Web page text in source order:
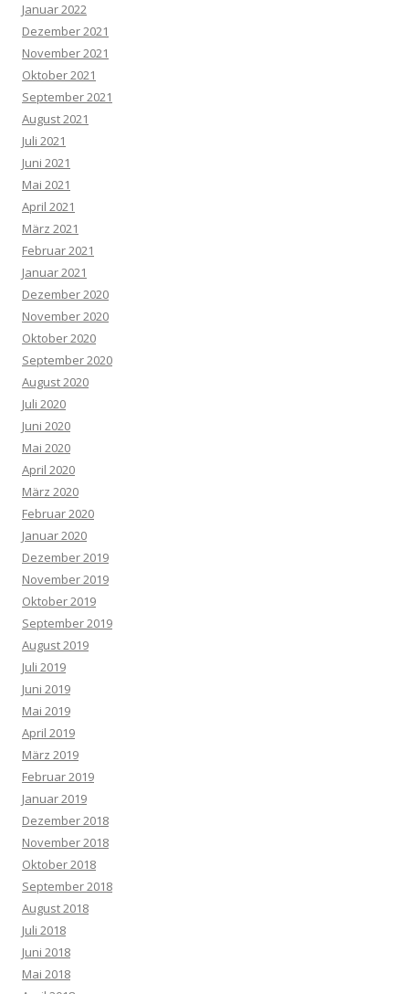
Januar 2022
Dezember 2021
November 2021
Oktober 2021
September 2021
August 2021
Juli 2021
Juni 2021
Mai 2021
April 2021
März 2021
Februar 2021
Januar 2021
Dezember 2020
November 2020
Oktober 2020
September 2020
August 2020
Juli 2020
Juni 2020
Mai 2020
April 2020
März 2020
Februar 2020
Januar 2020
Dezember 2019
November 2019
Oktober 2019
September 2019
August 2019
Juli 2019
Juni 2019
Mai 2019
April 2019
März 2019
Februar 2019
Januar 2019
Dezember 2018
November 2018
Oktober 2018
September 2018
August 2018
Juli 2018
Juni 2018
Mai 2018